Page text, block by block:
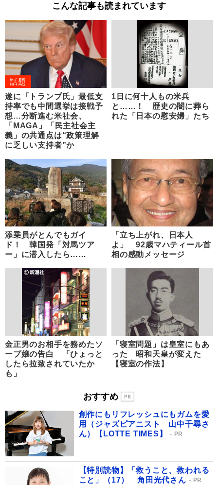
こんな記事も読まれています
話題
遂に「トランプ氏」最低支
持率でも中間選挙は接戦予
想…分断進む米社会、
「MAGA」「民主社会主
義」の共通点は“政策理解
に乏しい支持者”か
1日に何十人もの米兵
と……！ 歴史の闇に葬ら
れた「日本の慰安婦」たち
添乗員がとんでもガイ
ド！ 韓国発「対馬ツア
ー」に潜入したら……
「立ち上がれ、日本人
よ」 92歳マハティール首
相の感動メッセージ
金正男のお相手を務めたソ
ープ嬢の告白 「ひょっと
したら拉致されていたか
も」
「寝室問題」は皇室にもあ
った 昭和天皇が変えた
【寝室の作法】
おすすめ
創作にもリフレッシュにもガムを愛
用（ジャズピアニスト 山中千尋さ
ん）【LOTTE TIMES】
PR
【特別読物】「救うこと、救われる
こと」（17） 角田光代さん
PR